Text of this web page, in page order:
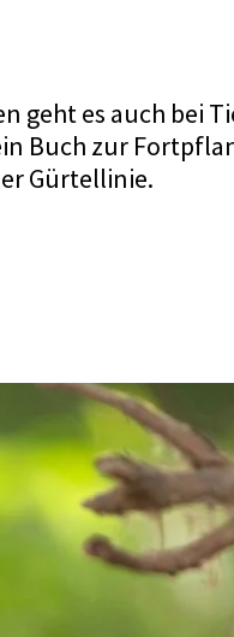
geht es auch bei
Buch zur
Gürtellinie.